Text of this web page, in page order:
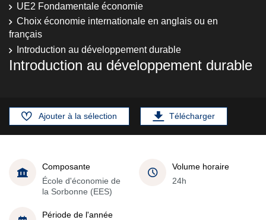
UE2 Fondamentale économie
Choix économie internationale en anglais ou en
français
Introduction au développement durable
Introduction au développement durable
Ajouter à la sélection Télécharger
Composante
École d'économie de
la Sorbonne (EES)
Volume horaire
24h
Période de l'année